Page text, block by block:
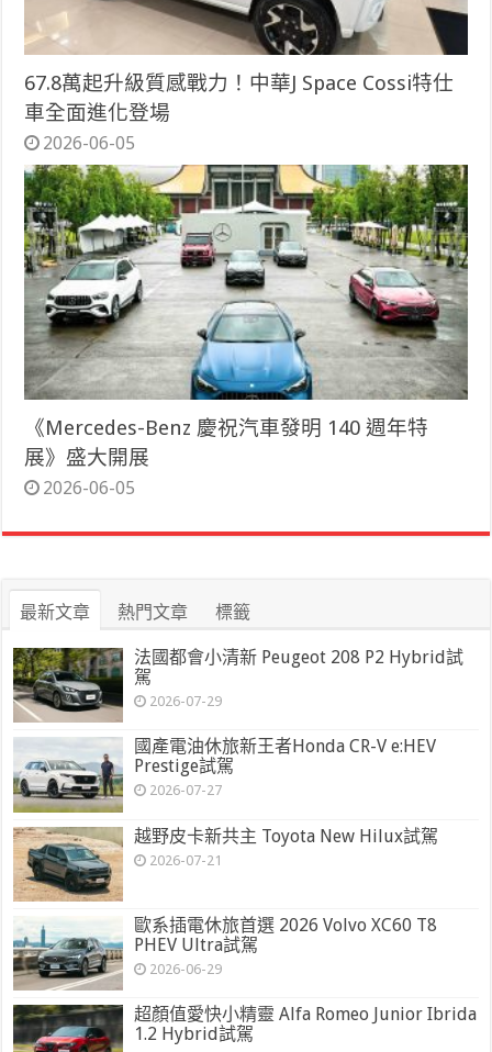
67.8萬起升級質感戰力！中華J Space Cossi特仕
車全面進化登場
2026-06-05
《Mercedes-Benz 慶祝汽車發明 140 週年特
展》盛大開展
2026-06-05
最新文章 熱門文章 標籤
法國都會小清新 Peugeot 208 P2 Hybrid試
駕
2026-07-29
國產電油休旅新王者Honda CR-V e:HEV
Prestige試駕
2026-07-27
越野皮卡新共主 Toyota New Hilux試駕
2026-07-21
歐系插電休旅首選 2026 Volvo XC60 T8
PHEV Ultra試駕
2026-06-29
超顏值愛快小精靈 Alfa Romeo Junior Ibrida
1.2 Hybrid試駕